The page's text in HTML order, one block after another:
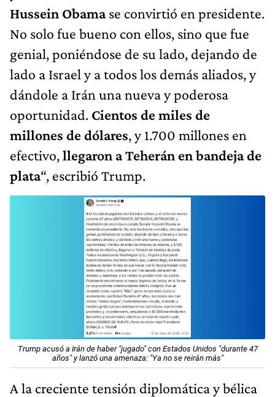
Hussein Obamase convirtió en presidente.
No solo fue bueno con ellos, sino que fue
genial, poniéndose de su lado, dejando de
lado a Israel y a todos los demás aliados, y
dándole a Irán una nueva y poderosa
oportunidad. Cientos de miles de
millones de dólares, y 1.700 millones en
efectivo,llegaron a Teherán en bandeja de
plata“, escribió Trump.
Trump acusó a Irán de haber "jugado" con Estados Unidos "durante 47
años" y lanzó una amenaza: "Ya no se reirán más"
A la creciente tensión diplomática y bélica